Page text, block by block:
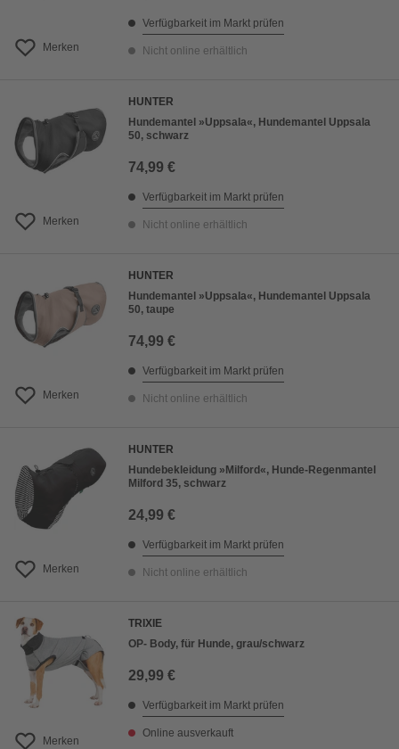
Merken
Verfügbarkeit im Markt prüfen
Nicht online erhältlich
Merken
HUNTER
Hundemantel »Uppsala«, Hundemantel Uppsala
50, schwarz
74,99 €
Verfügbarkeit im Markt prüfen
Nicht online erhältlich
Merken
HUNTER
Hundemantel »Uppsala«, Hundemantel Uppsala
50, taupe
74,99 €
Verfügbarkeit im Markt prüfen
Nicht online erhältlich
Merken
HUNTER
Hundebekleidung »Milford«, Hunde-Regenmantel
Milford 35, schwarz
24,99 €
Verfügbarkeit im Markt prüfen
Nicht online erhältlich
Merken
TRIXIE
OP- Body, für Hunde, grau/schwarz
29,99 €
Verfügbarkeit im Markt prüfen
Online ausverkauft